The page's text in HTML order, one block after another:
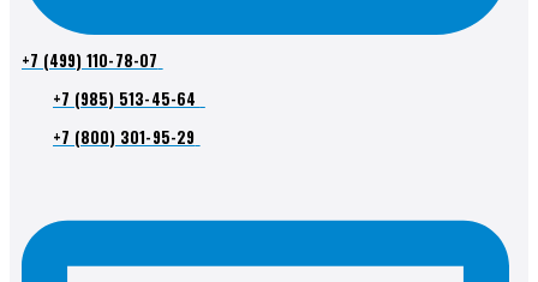
+7 (499) 110-78-07
+7 (985) 513-45-64
+7 (800) 301-95-29